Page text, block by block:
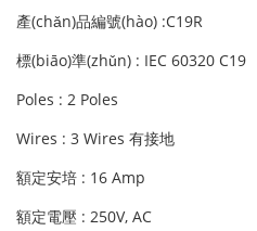
產(chǎn)品編號(hào) :C19R
標(biāo)準(zhǔn) : IEC 60320 C19
Poles : 2 Poles
Wires : 3 Wires 有接地
額定安培 : 16 Amp
額定電壓 : 250V, AC